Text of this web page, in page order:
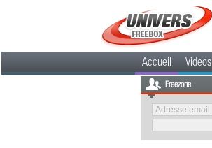
Accueil Videos
Freezone